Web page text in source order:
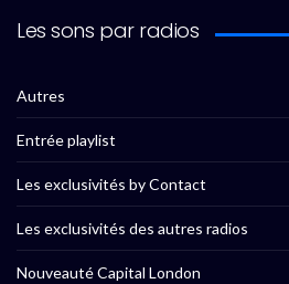
Les sons par radios
Autres
Entrée playlist
Les exclusivités by Contact
Les exclusivités des autres radios
Nouveauté Capital London